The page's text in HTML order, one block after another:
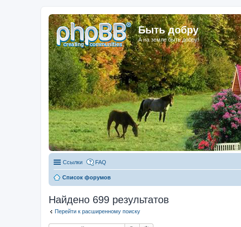
Быть добру
А на земле быть добру!
Ссылки FAQ
Список форумов
Найдено 699 результатов
Перейти к расширенному поиску